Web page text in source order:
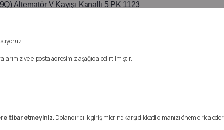
Alternatör V Kayışı Kanallı 5 PK 1123
- 8200786314
Motor Nakliyesi Alıcı Öder!!
ve e-posta adresimiz aşağıda belirtilmiştir.
itibar etmeyiniz.Dolandırıcılık girişimlerine karşı dikkatli olmanızı önemle rica